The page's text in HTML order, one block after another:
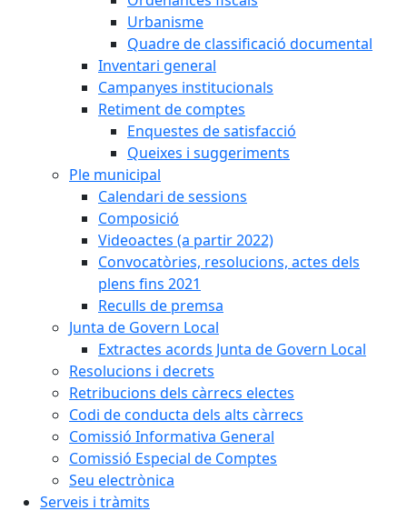
Urbanisme
Quadre de classificació documental
Inventari general
Campanyes institucionals
Retiment de comptes
Enquestes de satisfacció
Queixes i suggeriments
Ple municipal
Calendari de sessions
Composició
Videoactes (a partir 2022)
Convocatòries, resolucions, actes dels
plens fins 2021
Reculls de premsa
Junta de Govern Local
Extractes acords Junta de Govern Local
Resolucions i decrets
Retribucions dels càrrecs electes
Codi de conducta dels alts càrrecs
Comissió Informativa General
Comissió Especial de Comptes
Seu electrònica
Serveis i tràmits